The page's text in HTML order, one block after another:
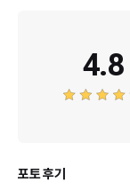
4.8
포토 후기